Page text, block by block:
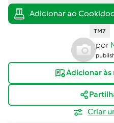
TM7
por
Adicionar às
Criar